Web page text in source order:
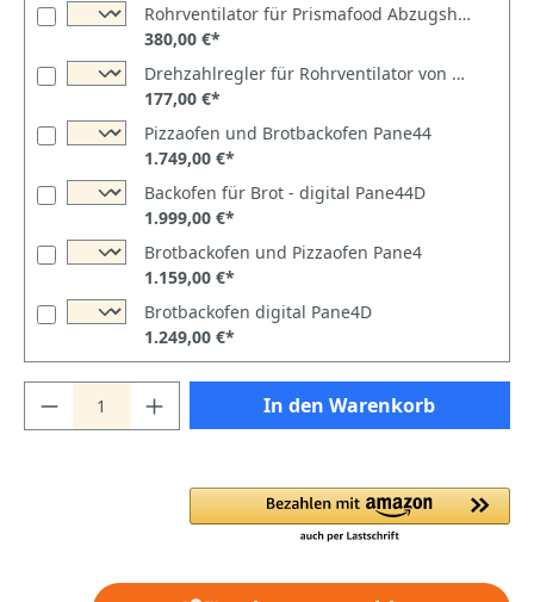
Rohrventilator für Prismafood Abzugshauben
380,00 €*
Drehzahlregler für Rohrventilator von Prismafood
177,00 €*
Pizzaofen und Brotbackofen Pane44
1.749,00 €*
Backofen für Brot - digital Pane44D
1.999,00 €*
Brotbackofen und Pizzaofen Pane4
1.159,00 €*
Brotbackofen digital Pane4D
1.249,00 €*
In den Warenkorb